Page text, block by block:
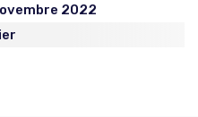
2022